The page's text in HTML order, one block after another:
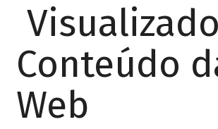
Conteúdo
Web